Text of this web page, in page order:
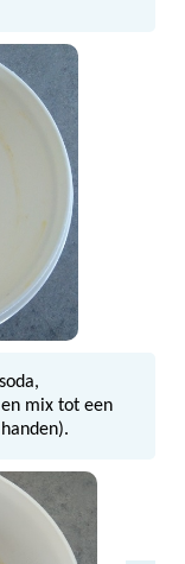
mix tot een